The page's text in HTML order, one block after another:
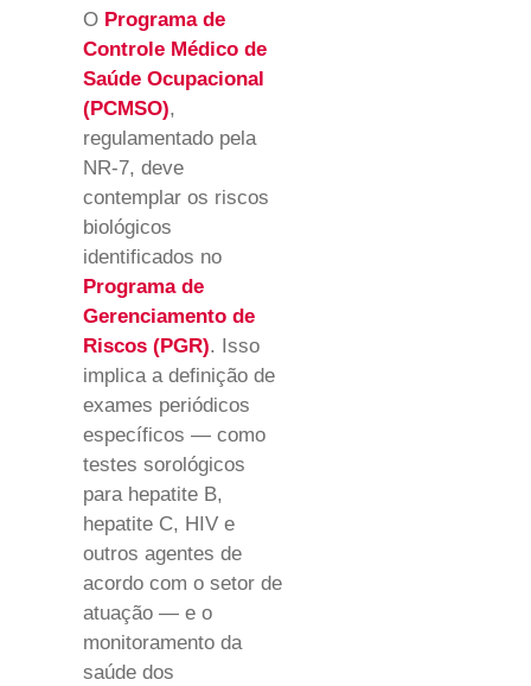
O Programa de
Controle Médico de
Saúde Ocupacional
(PCMSO),
regulamentado pela
NR-7, deve
contemplar os riscos
biológicos
identificados no
Programa de
Gerenciamento de
Riscos (PGR). Isso
implica a definição de
exames periódicos
específicos — como
testes sorológicos
para hepatite B,
hepatite C, HIV e
outros agentes de
acordo com o setor de
atuação — e o
monitoramento da
saúde dos